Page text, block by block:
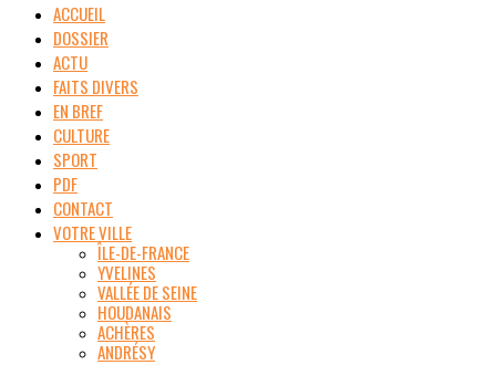
ACCUEIL
DOSSIER
ACTU
FAITS DIVERS
EN BREF
CULTURE
SPORT
PDF
CONTACT
VOTRE VILLE
ÎLE-DE-FRANCE
YVELINES
VALLÉE DE SEINE
HOUDANAIS
ACHÈRES
ANDRÉSY